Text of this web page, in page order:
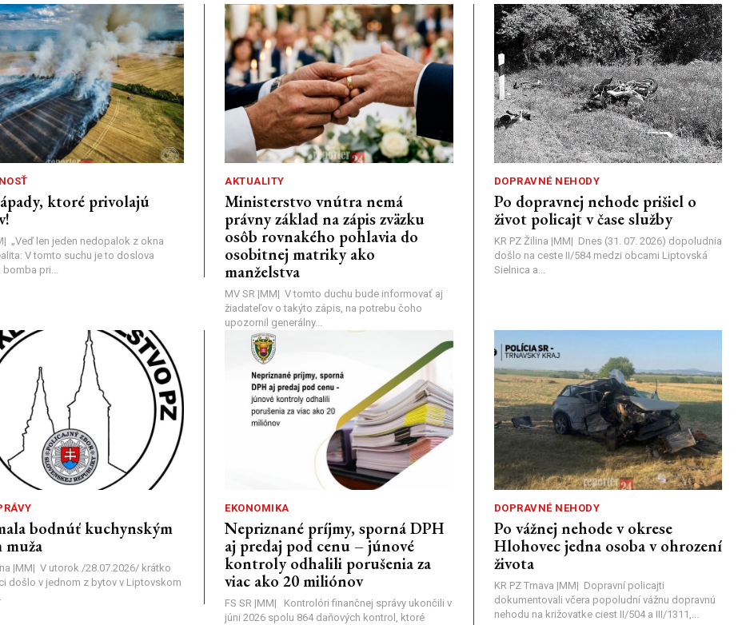
ktoré privolajú
​„Veď len jeden nedopalok z okna
V tomto suchu je to doslova
bomba pri...
AKTUALITY
Ministerstvo vnútra nemá
právny základ na zápis zväzku
osôb rovnakého pohlavia do
osobitnej matriky ako
manželstva
MV SR |MM| V tomto duchu bude informovať aj
žiadateľov o takýto zápis, na potrebu čoho
upozornil generálny...
DOPRAVNÉ NEHODY
Po dopravnej nehode prišiel o
život policajt v čase služby
KR PZ Žilina |MM| Dnes (31. 07. 2026) dopoludnia
došlo na ceste II/584 medzi obcami Liptovská
Sielnica a...
bodnúť kuchynským
muža
|MM| V utorok /28.07.2026/ krátko
došlo v jednom z bytov v Liptovskom
EKONOMIKA
Nepriznané príjmy, sporná DPH
aj predaj pod cenu – júnové
kontroly odhalili porušenia za
viac ako 20 miliónov
FS SR |MM| Kontrolóri finančnej správy ukončili v
júni 2026 spolu 864 daňových kontrol, ktoré
DOPRAVNÉ NEHODY
Po vážnej nehode v okrese
Hlohovec jedna osoba v ohrození
života
KR PZ Trnava |MM| Dopravní policajti
dokumentovali včera popoludní vážnu dopravnú
nehodu na križovatke ciest II/504 a III/1311,...